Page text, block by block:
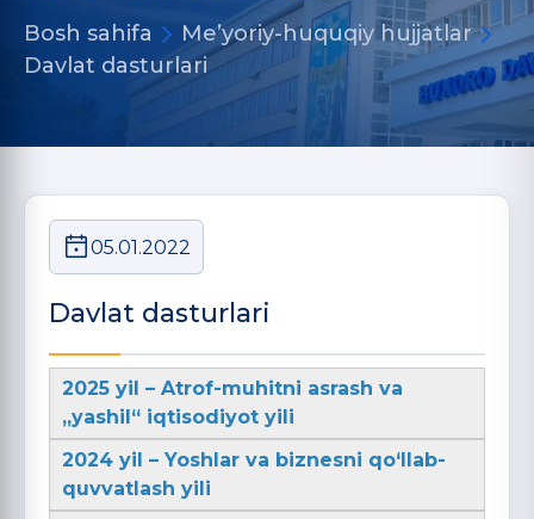
Bosh sahifa
Me’yoriy-huquqiy hujjatlar
Davlat dasturlari
05.01.2022
Davlat dasturlari
2025 yil – Atrof-muhitni asrash va
„yashil“ iqtisodiyot yili
2024 yil – Yoshlar va biznesni qo‘llab-
quvvatlash yili